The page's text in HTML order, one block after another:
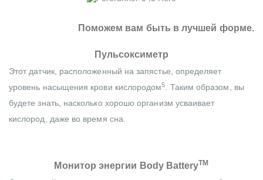
Поможем вам быть в лучшей форме.
Пульсоксиметр
Этот датчик, расположенный на запястье, определяет
уровень насыщения крови кислородом5. Таким образом, вы
будете знать, насколько хорошо организм усваивает
кислород, даже во время сна.
Монитор энергии Body BatteryTM